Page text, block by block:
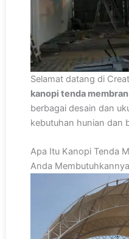
Selamat datang di
kanopi tenda
berbagai desain dan
kebutuhan hunian dan
Apa Itu Kanopi Tenda
Anda